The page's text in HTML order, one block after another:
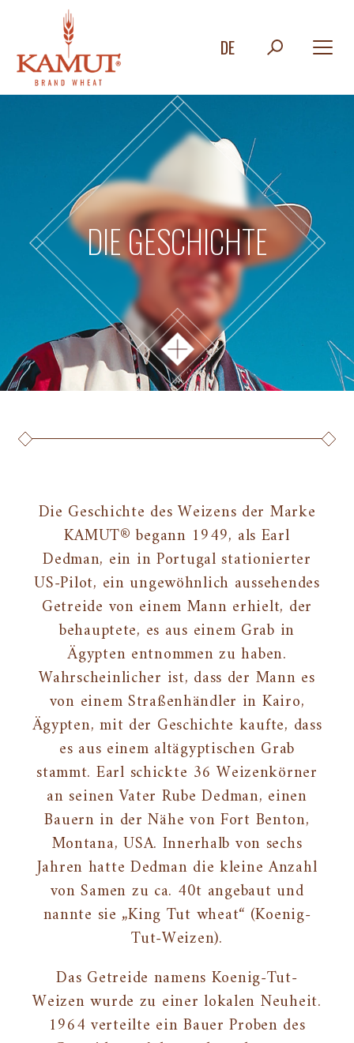
DE
DIE GESCHICHTE
Die Geschichte des Weizens der Marke
KAMUT® begann 1949, als Earl
Dedman, ein in Portugal stationierter
US-Pilot, ein ungewöhnlich aussehendes
Getreide von einem Mann erhielt, der
behauptete, es aus einem Grab in
Ägypten entnommen zu haben.
Wahrscheinlicher ist, dass der Mann es
von einem Straßenhändler in Kairo,
Ägypten, mit der Geschichte kaufte, dass
es aus einem altägyptischen Grab
stammt. Earl schickte 36 Weizenkörner
an seinen Vater Rube Dedman, einen
Bauern in der Nähe von Fort Benton,
Montana, USA. Innerhalb von sechs
Jahren hatte Dedman die kleine Anzahl
von Samen zu ca. 40t angebaut und
nannte sie „King Tut wheat“ (Koenig-
Tut-Weizen).
Das Getreide namens Koenig-Tut-
Weizen wurde zu einer lokalen Neuheit.
1964 verteilte ein Bauer Proben des